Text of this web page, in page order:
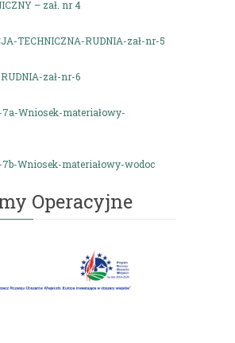
– zał. nr 4
TECHNICZNA-RUDNIA-zał-nr-5
zał-nr-6
Wniosek-materiałowy-
Wniosek-materiałowy-wodoc
Operacyjne